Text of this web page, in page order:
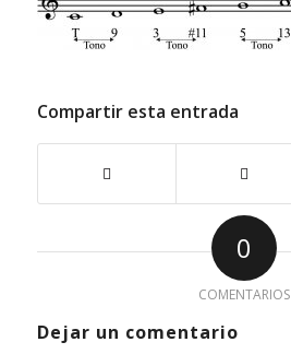
Compartir esta entrada
0
COMENTARIOS
Dejar un comentario